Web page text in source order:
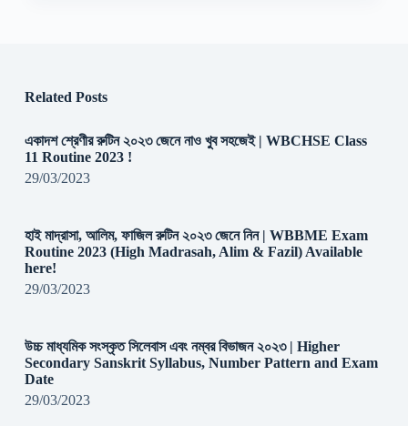
Related Posts
একাদশ শ্রেণীর রুটিন ২০২৩ জেনে নাও খুব সহজেই | WBCHSE Class
11 Routine 2023 !
29/03/2023
হাই মাদ্রাসা, আলিম, ফাজিল রুটিন ২০২৩ জেনে নিন | WBBME Exam
Routine 2023 (High Madrasah, Alim & Fazil) Available
here!
29/03/2023
উচ্চ মাধ্যমিক সংস্কৃত সিলেবাস এবং নম্বর বিভাজন ২০২৩ | Higher
Secondary Sanskrit Syllabus, Number Pattern and Exam
Date
29/03/2023